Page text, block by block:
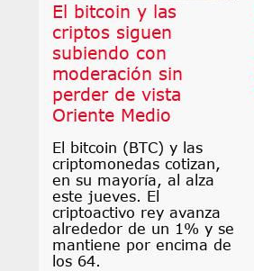
El bitcoin y las
criptos siguen
subiendo con
moderación sin
perder de vista
Oriente Medio
El bitcoin (BTC) y las
criptomonedas cotizan,
en su mayoría, al alza
este jueves. El
criptoactivo rey avanza
alrededor de un 1% y se
mantiene por encima de
los 64.